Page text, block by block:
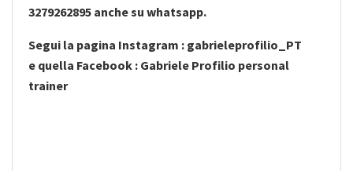
3279262895 anche su whatsapp.
Segui la pagina Instagram : gabrieleprofilio_PT
e quella Facebook : Gabriele Profilio personal
trainer